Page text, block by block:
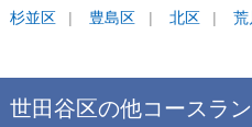
杉並区
豊島区 北区 荒
世田谷区の他コースラ